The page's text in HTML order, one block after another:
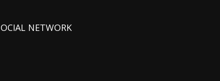
NETWORK